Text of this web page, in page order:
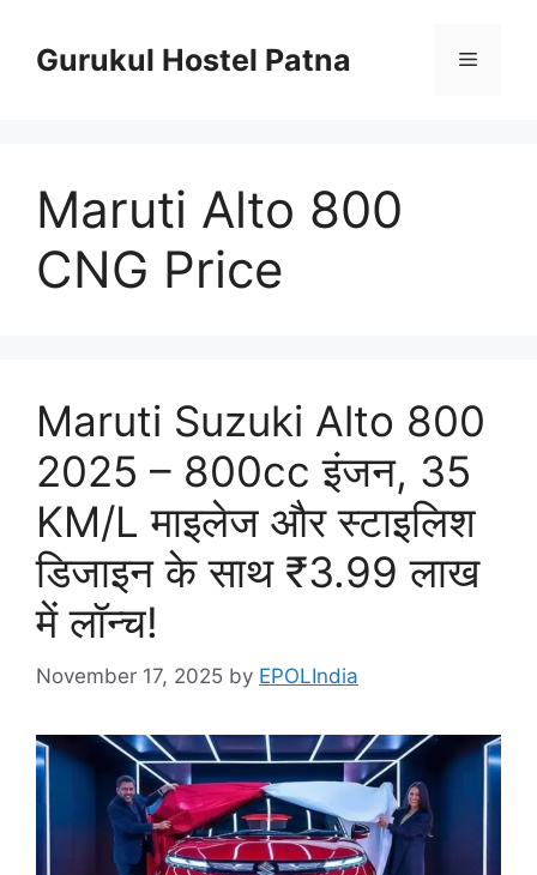
contentGurukul Hostel Patna Menu
Maruti Alto 800
CNG Price
Maruti Suzuki Alto 800
2025 – 800cc इंजन, 35
KM/L माइलेज और स्टाइलिश
डिजाइन के साथ ₹3.99 लाख
में लॉन्च!
November 17, 2025 by EPOLIndia